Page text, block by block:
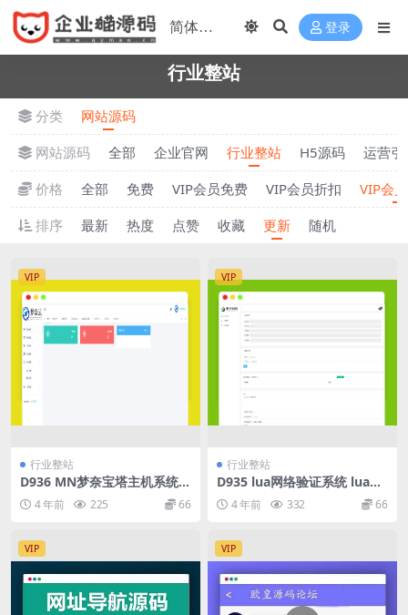
登录
行业整站
分类
网站源码
网站源码
全部 企业官网 行业整站 H5源码
运营引
价格
全部 免费 VIP会员免费 VIP会员折扣
VIP会
排序
最新 热度 点赞 收藏 更新 随机
VIP
行业整站
D936 MN梦奈宝塔主机系统V
1.5版本发布
4 年前 225 66
VIP
行业整站
D935 lua网络验证系统 lua代
码 php后台源码
4 年前 332 66
VIP VIP